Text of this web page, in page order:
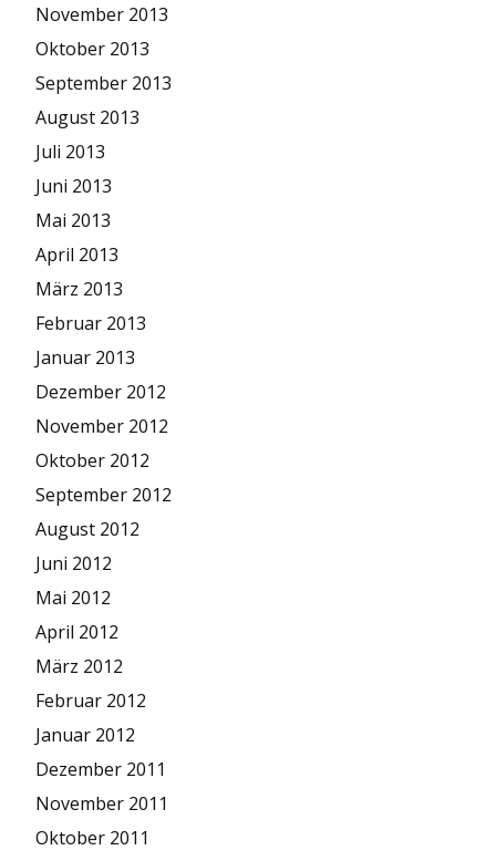
November 2013
Oktober 2013
September 2013
August 2013
Juli 2013
Juni 2013
Mai 2013
April 2013
März 2013
Februar 2013
Januar 2013
Dezember 2012
November 2012
Oktober 2012
September 2012
August 2012
Juni 2012
Mai 2012
April 2012
März 2012
Februar 2012
Januar 2012
Dezember 2011
November 2011
Oktober 2011